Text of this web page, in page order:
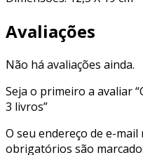
Avaliações
Não há avaliações ainda.
Seja o primeiro a avaliar
3 livros”
O seu endereço de e-
obrigatórios são